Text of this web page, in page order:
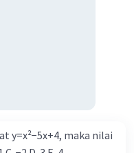
y=x²−5x+4, maka nilai